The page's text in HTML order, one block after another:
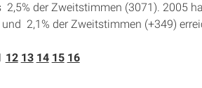
der Zweitstimmen (3071). 2005
2,1% der Zweitstimmen (+349)
12 13 14 15 16